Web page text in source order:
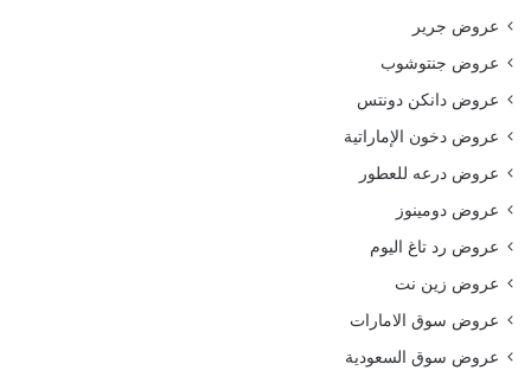
عروض جرير
عروض جنتوشوب
عروض دانكن دونتس
عروض دخون الإماراتية
عروض درعه للعطور
عروض دومينوز
عروض رد تاغ اليوم
عروض زين نت
عروض سوق الامارات
عروض سوق السعودية